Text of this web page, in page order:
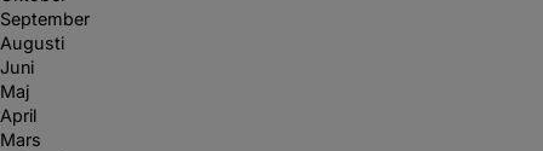
September
Augusti
Juni
Maj
April
Mars